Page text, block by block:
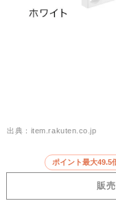
出典：item.rakuten.co.jp
ポイント最大49.5
販